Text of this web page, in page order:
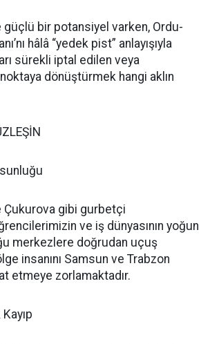
güçlü bir potansiyel varken, Ordu-
hâlâ “yedek pist” anlayışıyla
sürekli iptal edilen veya
noktaya dönüştürmek hangi aklın
Çukurova gibi gurbetçi
ve iş dünyasının yoğun
merkezlere doğrudan uçuş
insanını Samsun ve Trabzon
etmeye zorlamaktadır.